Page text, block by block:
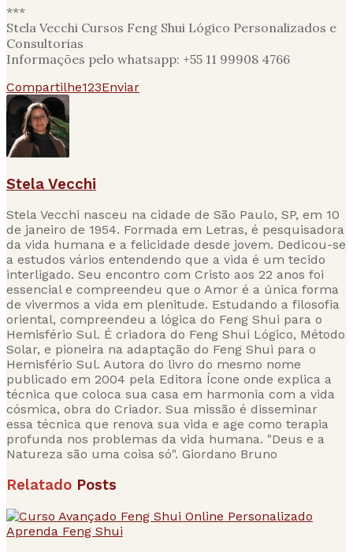
***
Stela Vecchi Cursos Feng Shui Lógico Personalizados e
Consultorias
Informações pelo whatsapp: +55 11 99908 4766
Compartilhe123Enviar
Stela Vecchi
Stela Vecchi nasceu na cidade de São Paulo, SP, em 10
de janeiro de 1954. Formada em Letras, é pesquisadora
da vida humana e a felicidade desde jovem. Dedicou-se
a estudos vários entendendo que a vida é um tecido
interligado. Seu encontro com Cristo aos 22 anos foi
essencial e compreendeu que o Amor é a única forma
de vivermos a vida em plenitude. Estudando a filosofia
oriental, compreendeu a lógica do Feng Shui para o
Hemisfério Sul. É criadora do Feng Shui Lógico, Método
Solar, e pioneira na adaptação do Feng Shui para o
Hemisfério Sul. Autora do livro do mesmo nome
publicado em 2004 pela Editora Ícone onde explica a
técnica que coloca sua casa em harmonia com a vida
cósmica, obra do Criador. Sua missão é disseminar
essa técnica que renova sua vida e age como terapia
profunda nos problemas da vida humana. "Deus e a
Natureza são uma coisa só". Giordano Bruno
Relatado Posts
Aprenda Feng Shui